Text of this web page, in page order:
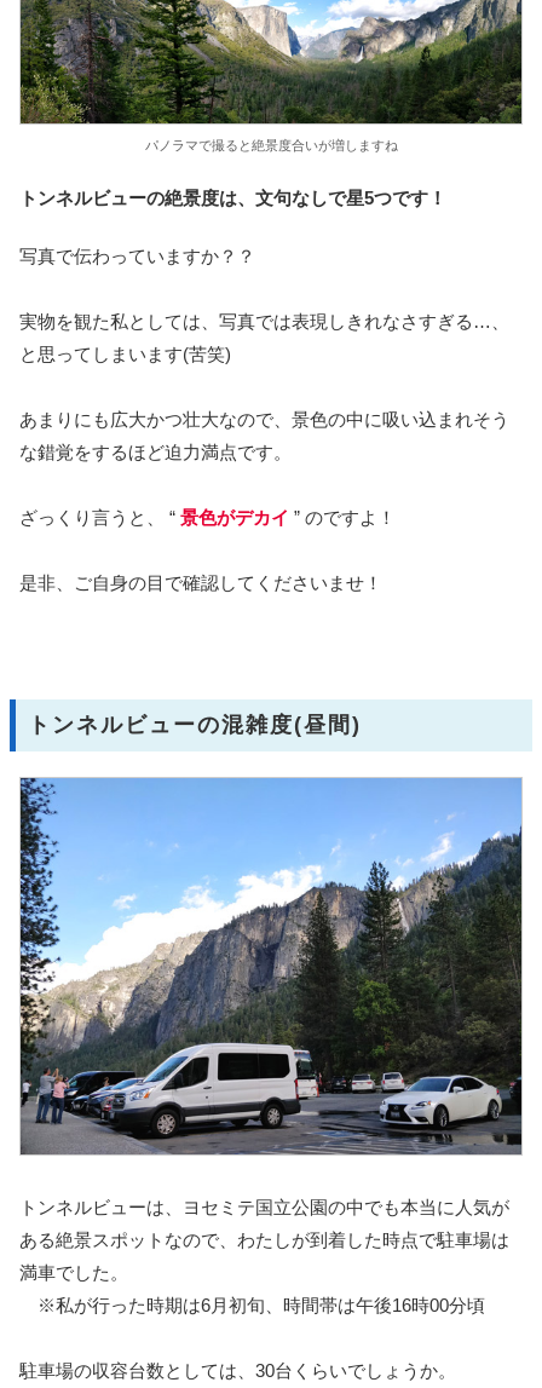
パノラマで撮ると絶景度合いが増しますね
トンネルビューの絶景度は、文句なしで星5つです！
写真で伝わっていますか？？
実物を観た私としては、写真では表現しきれなさすぎる…、
と思ってしまいます(苦笑)
あまりにも広大かつ壮大なので、景色の中に吸い込まれそう
な錯覚をするほど迫力満点です。
ざっくり言うと、 “ 景色がデカイ ” のですよ！
是非、ご自身の目で確認してくださいませ！
トンネルビューの混雑度(昼間)
トンネルビューは、ヨセミテ国立公園の中でも本当に人気が
ある絶景スポットなので、わたしが到着した時点で駐車場は
満車でした。
※私が行った時期は6月初旬、時間帯は午後16時00分頃
駐車場の収容台数としては、30台くらいでしょうか。